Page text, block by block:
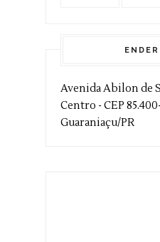
Avenida Abilon de
Centro - CEP
Guaraniaçu/PR